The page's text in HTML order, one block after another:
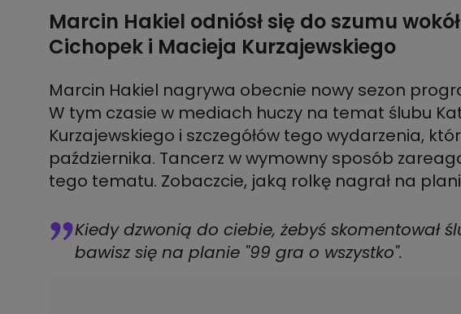
Marcin Hakiel odniósł się do szumu
Cichopek i Macieja Kurzajewskiego
Marcin Hakiel nagrywa obecnie nowy sezon
W tym czasie w mediach huczy na temat ślubu
Kurzajewskiego i szczegółów tego wydarzenia,
października. Tancerz w wymowny sposób
tego tematu. Zobaczcie, jaką rolkę nagrał na
Kiedy dzwonią do ciebie, żebyś skomentował
bawisz się na planie "99 gra o wszystko".